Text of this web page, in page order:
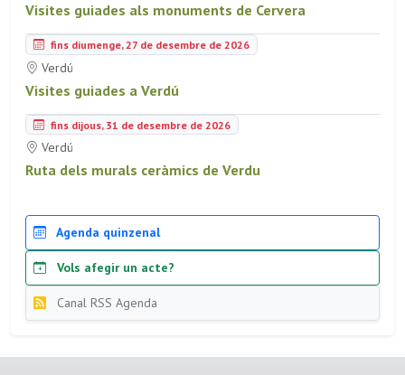
Visites guiades als monuments de Cervera
fins diumenge, 27 de desembre de 2026
Verdú
Visites guiades a Verdú
fins dijous, 31 de desembre de 2026
Verdú
Ruta dels murals ceràmics de Verdu
Agenda quinzenal
Vols afegir un acte?
Canal RSS Agenda